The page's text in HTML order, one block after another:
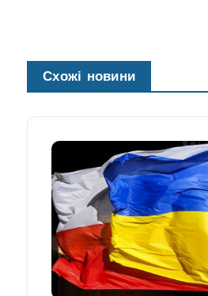
Схожі новини